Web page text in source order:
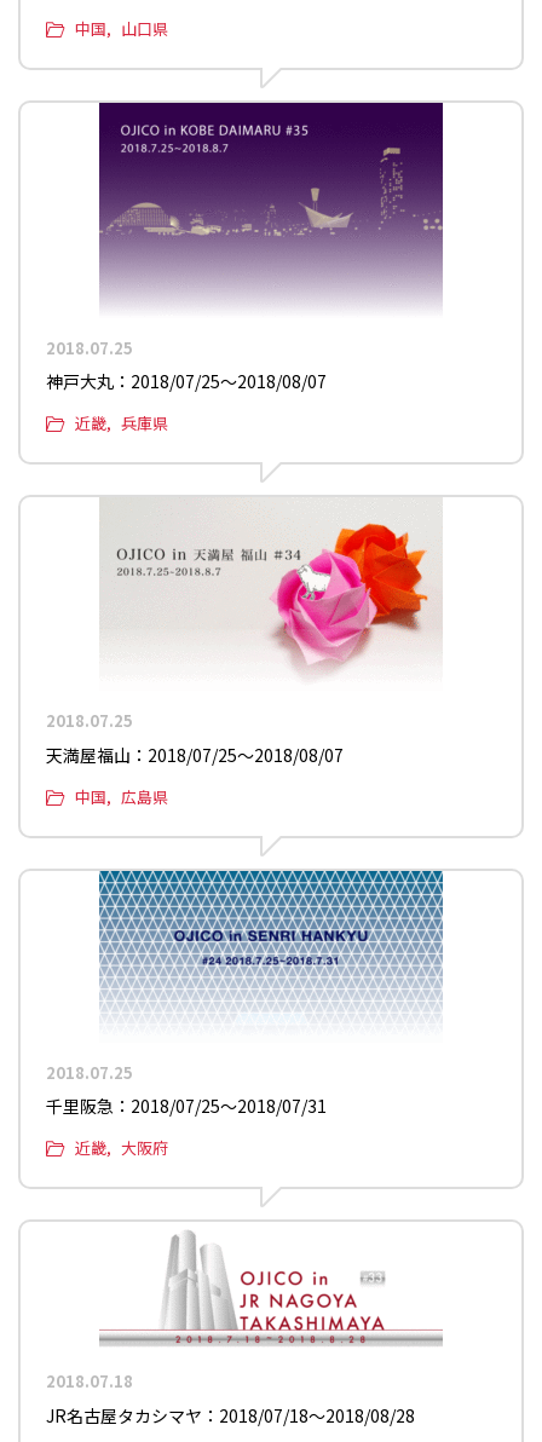
中国 山口県
2018.07.25
神戸大丸：2018/07/25〜2018/08/07
近畿 兵庫県
2018.07.25
天満屋福山：2018/07/25〜2018/08/07
中国 広島県
2018.07.25
千里阪急：2018/07/25〜2018/07/31
近畿 大阪府
2018.07.18
JR名古屋タカシマヤ：2018/07/18〜2018/08/28